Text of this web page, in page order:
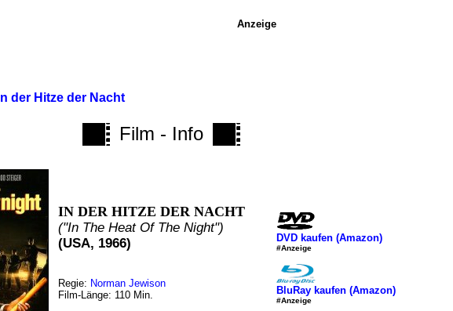
In der Hitze der Nacht
Film - Info
IN DER HITZE DER NACHT
("In The Heat Of The Night")
(USA, 1966)
Regie: Norman Jewison
Film-Länge: 110 Min.
DVD kaufen (Amazon)
#Anzeige
BluRay kaufen (Amazon)
#Anzeige
Anzeige